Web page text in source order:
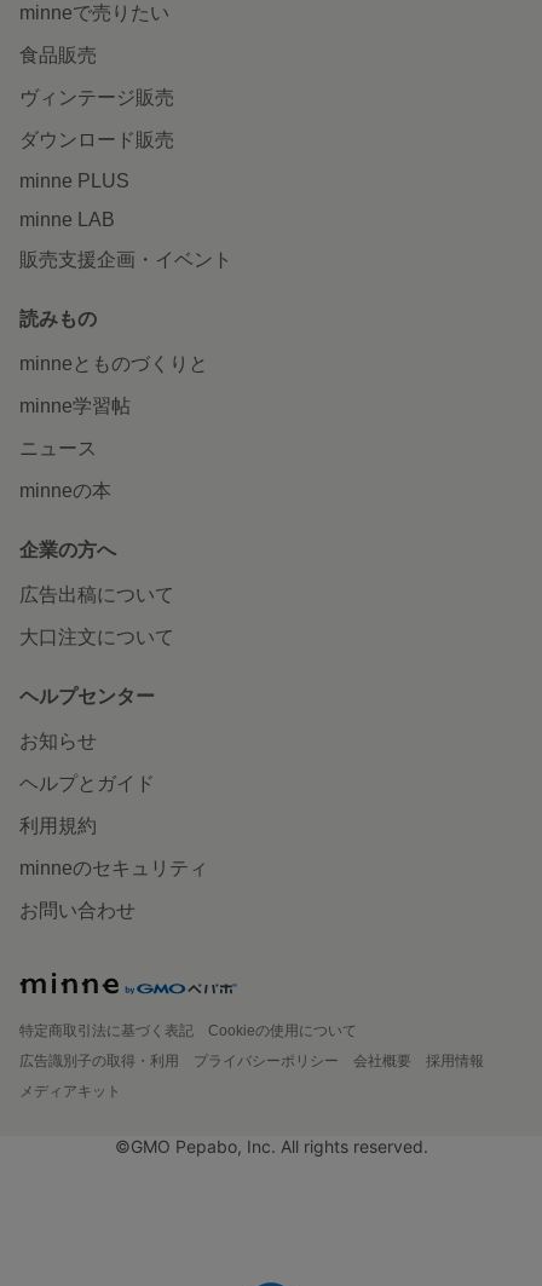
minneで売りたい
食品販売
ヴィンテージ販売
ダウンロード販売
minne PLUS
minne LAB
販売支援企画・イベント
読みもの
minneとものづくりと
minne学習帖
ニュース
minneの本
企業の方へ
広告出稿について
大口注文について
ヘルプセンター
お知らせ
ヘルプとガイド
利用規約
minneのセキュリティ
お問い合わせ
特定商取引法に基づく表記
Cookieの使用について
広告識別子の取得・利用
プライバシーポリシー 会社概要
採用情報
メディアキット
©GMO Pepabo, Inc. All rights reserved.